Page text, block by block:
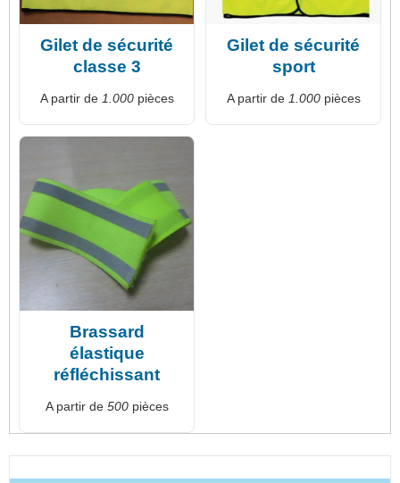
Gilet de sécurité
classe 3
A partir de 1.000pièces
Gilet de sécurité
sport
A partir de 1.000pièces
Brassard
élastique
réfléchissant
A partir de 500pièces